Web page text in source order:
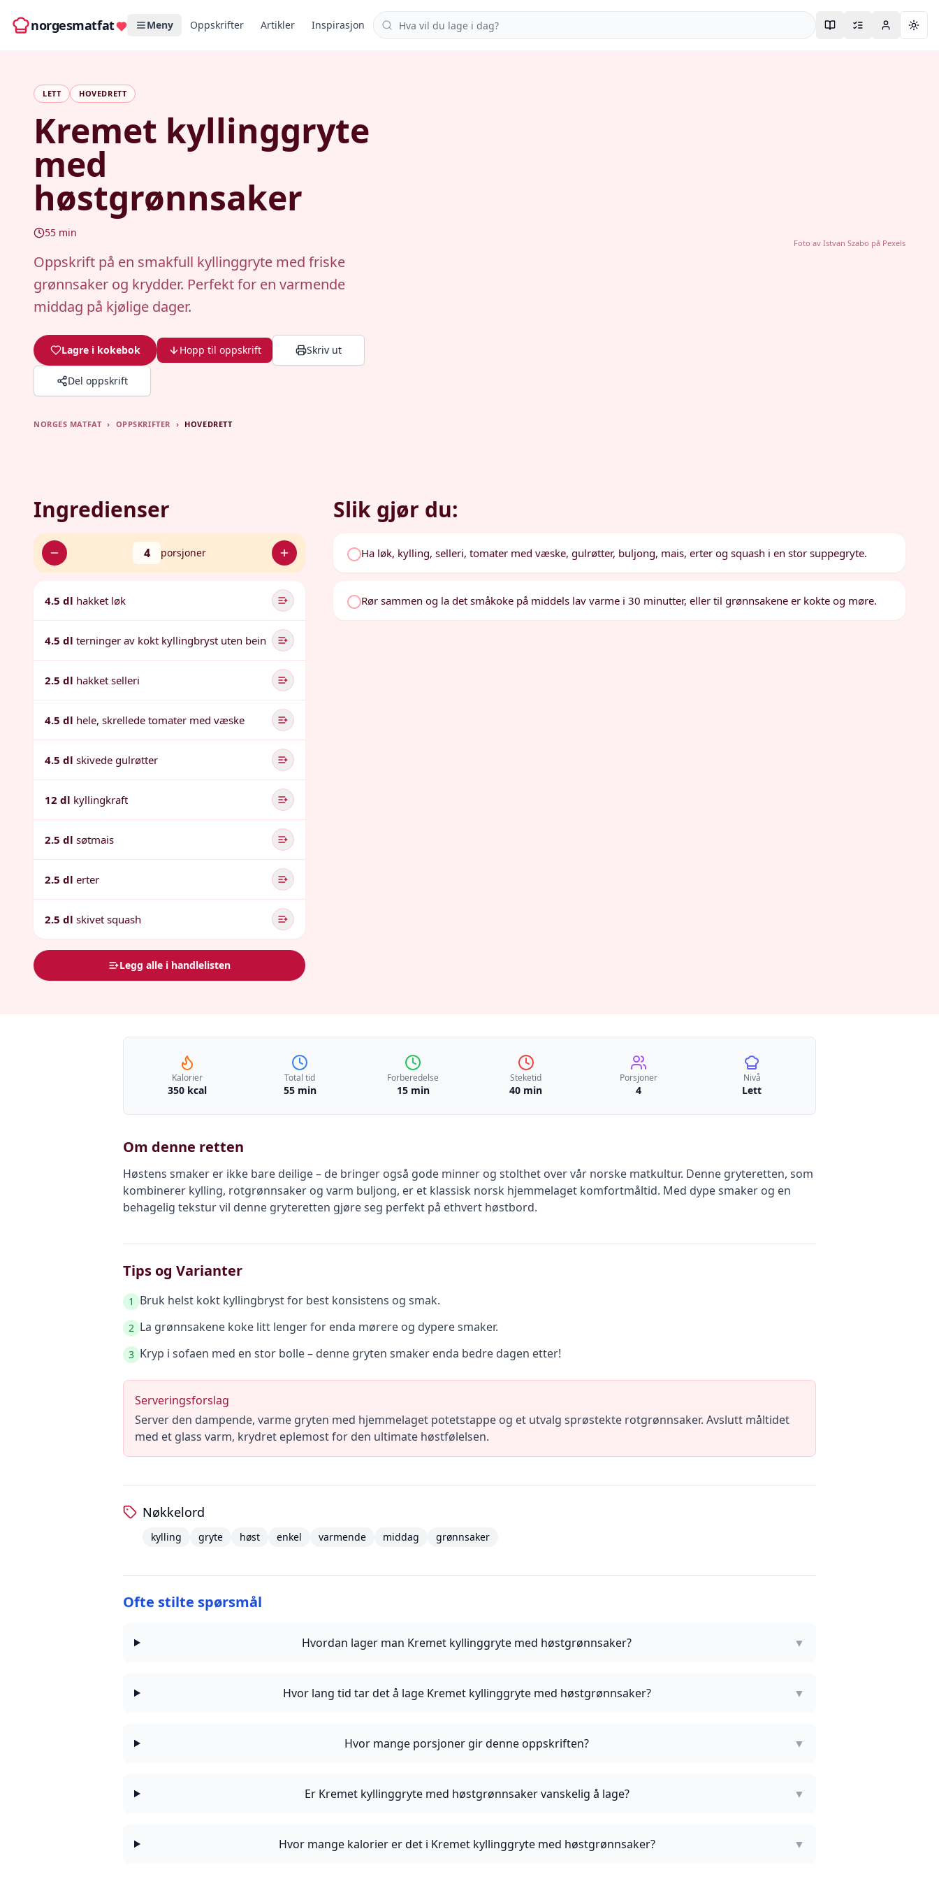
norgesmatfat Meny Oppskrifter Artikler Inspirasjon Søk i oppskrifter
LETT HOVEDRETT
Kremet kyllinggryte
med
høstgrønnsaker
55 min
Oppskrift på en smakfull kyllinggryte med friske
grønnsaker og krydder. Perfekt for en varmende
middag på kjølige dager.
Lagre i kokebok Hopp til oppskrift Skriv ut
Del oppskrift
Foto av Istvan Szabo på Pexels
NORGES MATFAT › OPPSKRIFTER › HOVEDRETT
Ingredienser
4 porsjoner
4.5 dl hakket løk
4.5 dl terninger av kokt kyllingbryst uten bein
2.5 dl hakket selleri
4.5 dl hele, skrellede tomater med væske
4.5 dl skivede gulrøtter
12 dl kyllingkraft
2.5 dl søtmais
2.5 dl erter
2.5 dl skivet squash
Legg alle i handlelisten
Slik gjør du:
Ha løk, kylling, selleri, tomater med væske, gulrøtter, buljong, mais, erter og squash i en stor suppegryte.
Rør sammen og la det småkoke på middels lav varme i 30 minutter, eller til grønnsakene er kokte og møre.
Kalorier
350 kcal
Total tid
55 min
Forberedelse
15 min
Steketid
40 min
Porsjoner
4
Nivå
Lett
Om denne retten
Høstens smaker er ikke bare deilige – de bringer også gode minner og stolthet over vår norske matkultur. Denne gryteretten, som
kombinerer kylling, rotgrønnsaker og varm buljong, er et klassisk norsk hjemmelaget komfortmåltid. Med dype smaker og en
behagelig tekstur vil denne gryteretten gjøre seg perfekt på ethvert høstbord.
Tips og Varianter
1 Bruk helst kokt kyllingbryst for best konsistens og smak.
2 La grønnsakene koke litt lenger for enda mørere og dypere smaker.
3 Kryp i sofaen med en stor bolle – denne gryten smaker enda bedre dagen etter!
Serveringsforslag
Server den dampende, varme gryten med hjemmelaget potetstappe og et utvalg sprøstekte rotgrønnsaker. Avslutt måltidet
med et glass varm, krydret eplemost for den ultimate høstfølelsen.
Nøkkelord
kylling gryte høst enkel varmende middag grønnsaker
Ofte stilte spørsmål
Hvordan lager man Kremet kyllinggryte med høstgrønnsaker? ▼
Hvor lang tid tar det å lage Kremet kyllinggryte med høstgrønnsaker? ▼
Hvor mange porsjoner gir denne oppskriften? ▼
Er Kremet kyllinggryte med høstgrønnsaker vanskelig å lage? ▼
Hvor mange kalorier er det i Kremet kyllinggryte med høstgrønnsaker? ▼